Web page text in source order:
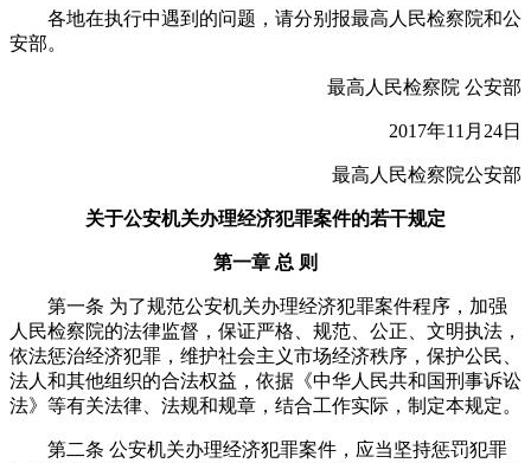
各地在执行中遇到的问题，请分别报最高人民检察院和公
安部。
最高人民检察院 公安部
2017年11月24日
最高人民检察院公安部
关于公安机关办理经济犯罪案件的若干规定
第一章 总 则
第一条 为了规范公安机关办理经济犯罪案件程序，加强
人民检察院的法律监督，保证严格、规范、公正、文明执法，
依法惩治经济犯罪，维护社会主义市场经济秩序，保护公民、
法人和其他组织的合法权益，依据《中华人民共和国刑事诉讼
法》等有关法律、法规和规章，结合工作实际，制定本规定。
第二条 公安机关办理经济犯罪案件，应当坚持惩罚犯罪